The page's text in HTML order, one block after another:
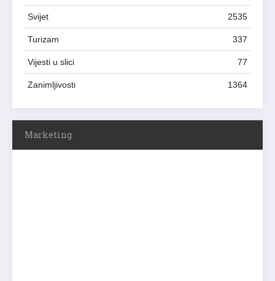
Svijet 2535
Turizam 337
Vijesti u slici 77
Zanimljivosti 1364
Marketing